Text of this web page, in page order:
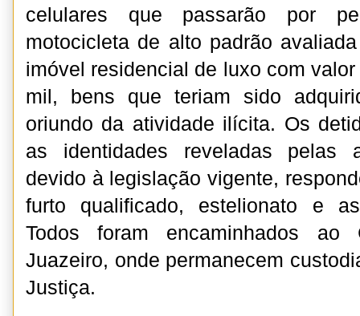
celulares que passarão por
motocicleta de alto padrão
imóvel residencial de luxo com
mil, bens que teriam sido
oriundo da atividade ilícita. Os
as identidades reveladas pelas
devido à legislação vigente,
furto qualificado, estelionato e
Todos foram encaminhados ao
Juazeiro, onde permanecem
Justiça.